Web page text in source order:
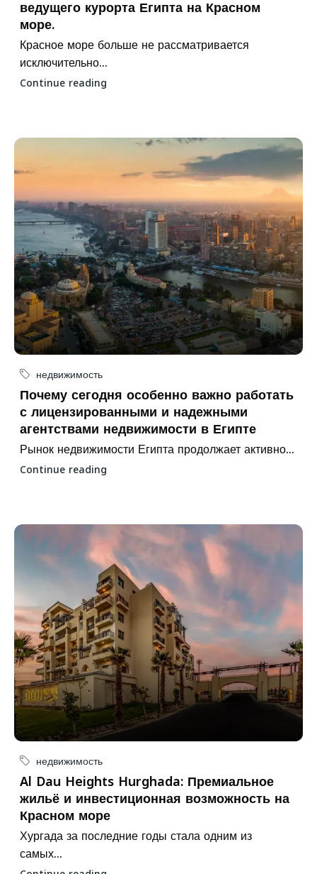
ведущего курорта Египта на Красном
море.
Красное море больше не рассматривается
исключительно...
Continue reading
недвижимость
Почему сегодня особенно важно работать
с лицензированными и надежными
агентствами недвижимости в Египте
Рынок недвижимости Египта продолжает активно...
Continue reading
недвижимость
Al Dau Heights Hurghada: Премиальное
жильё и инвестиционная возможность на
Красном море
Хургада за последние годы стала одним из
самых...